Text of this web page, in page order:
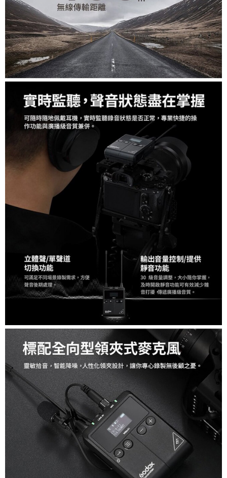
「AFTEE先享後付」，若未經同意申辦者引起之損失，本公司不負相關責
任。
４．使用「AFTEE先享後付」時，將依據個別帳號之用戶狀況，依本公司即
時審查核予不同之上限額度；若仍有額度不足之情形，本公司將視審查結果
請求用戶進行身份認證。
５．嚴禁一人註冊多個帳號或使用他人資訊註冊。若發現惡意使用之情形，
恩沛科技股份有限公司將有權停止該用戶之使用額度並採取法律行動。